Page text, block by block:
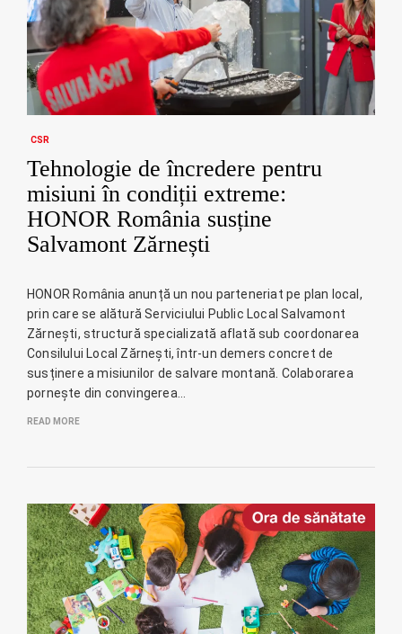
CSR
Tehnologie de încredere pentru
misiuni în condiții extreme:
HONOR România susține
Salvamont Zărnești
HONOR România anunță un nou parteneriat pe plan local,
prin care se alătură Serviciului Public Local Salvamont
Zărnești, structură specializată aflată sub coordonarea
Consilului Local Zărnești, într-un demers concret de
susținere a misiunilor de salvare montană. Colaborarea
pornește din convingerea…
READ MORE